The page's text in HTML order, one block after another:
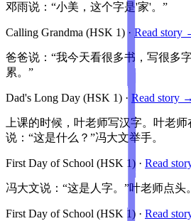
邓雨说：“小美，这个字是'家'。”
Calling Grandma (HSK 1) · Read story
爸爸说：“我今天看很多书，写很多
累。”
Dad's Long Day (HSK 1) · Read story →
上课的时候，叶老师写汉字。叶老
说：“这是什么？”冯大文举手。
First Day of School (HSK 1) · Read
冯大文说：“这是人字。”叶老师点头。
First Day of School (HSK 1) · Read